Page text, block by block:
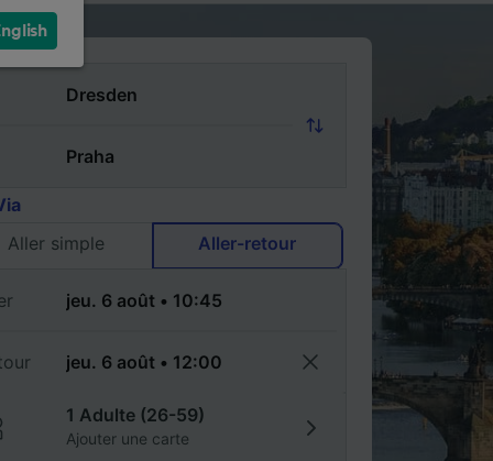
Aller simple
Aller-retour
1 Adulte (26-59)
Ajouter une carte